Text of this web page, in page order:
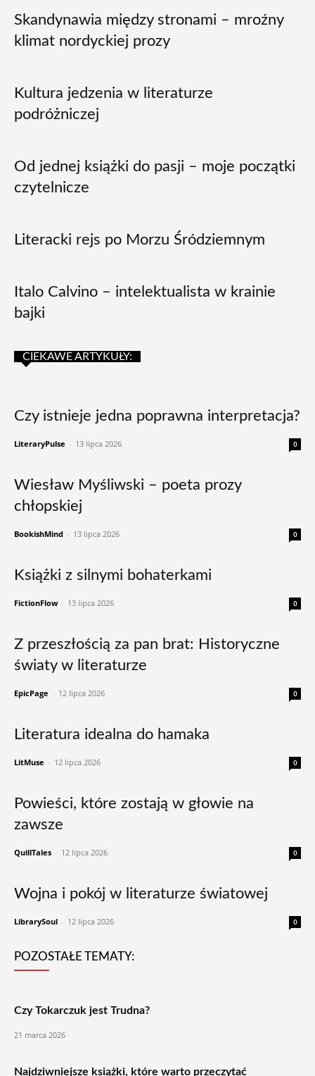
Skandynawia między stronami – mroźny
klimat nordyckiej prozy
Kultura jedzenia w literaturze
podróżniczej
Od jednej książki do pasji – moje początki
czytelnicze
Literacki rejs po Morzu Śródziemnym
Italo Calvino – intelektualista w krainie
bajki
CIEKAWE ARTYKUŁY:
Czy istnieje jedna poprawna interpretacja?
LiteraryPulse - 13 lipca 2026 0
Wiesław Myśliwski – poeta prozy
chłopskiej
BookishMind - 13 lipca 2026 0
Książki z silnymi bohaterkami
FictionFlow - 13 lipca 2026 0
Z przeszłością za pan brat: Historyczne
światy w literaturze
EpicPage - 12 lipca 2026 0
Literatura idealna do hamaka
LitMuse - 12 lipca 2026 0
Powieści, które zostają w głowie na
zawsze
QuillTales - 12 lipca 2026 0
Wojna i pokój w literaturze światowej
LibrarySoul - 12 lipca 2026 0
POZOSTAŁE TEMATY:
Czy Tokarczuk jest Trudna?
21 marca 2026
Najdziwniejsze książki, które warto przeczytać